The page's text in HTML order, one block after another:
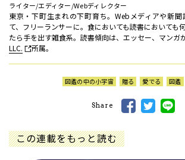
ライター/エディター/Webディレクター
東京・下町生まれの下町育ち。Webメディアや新
て、フリーランサーに。食においても読書においても
たら手を出す雑食系。読書傾向は、エッセー、マンガ
LLC.
所属。
図鑑の中の小宇宙 贈る 愛でる 図鑑
Share
この連載をもっと読む